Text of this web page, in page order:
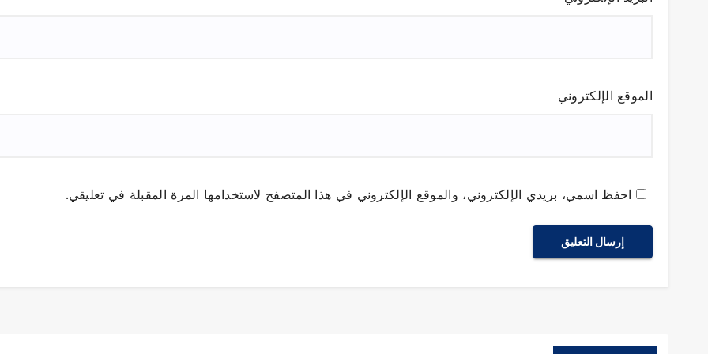
الموقع الإلكتروني
احفظ اسمي، بريدي الإلكتروني، والموقع الإلكتروني في هذا المتصفح لاستخدامها المرة المقبلة في تعليقي.